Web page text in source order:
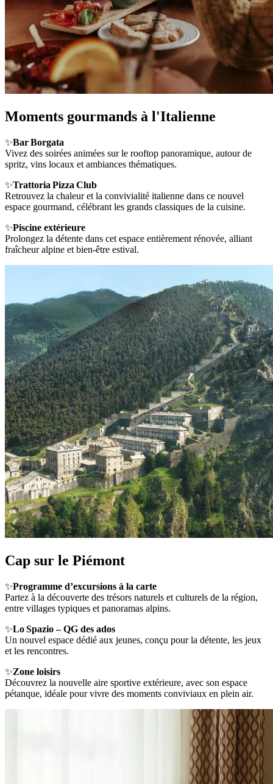
Moments gourmands à l'Italienne
✨Bar Borgata
Vivez des soirées animées sur le rooftop panoramique, autour de
spritz, vins locaux et ambiances thématiques.
✨Trattoria Pizza Club
Retrouvez la chaleur et la convivialité italienne dans ce nouvel
espace gourmand, célébrant les grands classiques de la cuisine.
✨Piscine extérieure
Prolongez la détente dans cet espace entièrement rénovée, alliant
fraîcheur alpine et bien‑être estival.
Cap sur le Piémont
✨Programme d’excursions à la carte
Partez à la découverte des trésors naturels et culturels de la région,
entre villages typiques et panoramas alpins.
✨Lo Spazio – QG des ados
Un nouvel espace dédié aux jeunes, conçu pour la détente, les jeux
et les rencontres.
✨Zone loisirs
Découvrez la nouvelle aire sportive extérieure, avec son espace
pétanque, idéale pour vivre des moments conviviaux en plein air.